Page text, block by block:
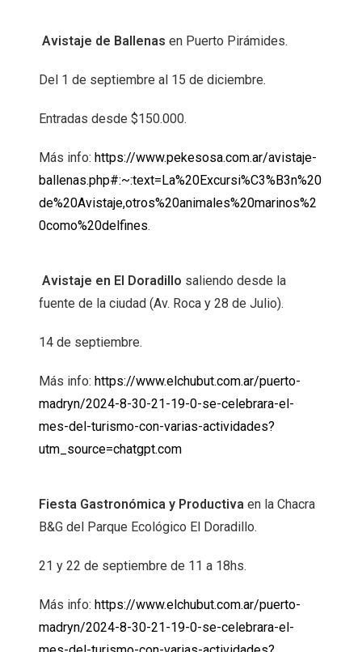
Avistaje de Ballenas en Puerto Pirámides.
Del 1 de septiembre al 15 de diciembre.
Entradas desde $150.000.
Más info: https://www.pekesosa.com.ar/avistaje-
ballenas.php#:~:text=La%20Excursi%C3%B3n%20
de%20Avistaje,otros%20animales%20marinos%2
0como%20delfines.
Avistaje en El Doradillo saliendo desde la
fuente de la ciudad (Av. Roca y 28 de Julio).
14 de septiembre.
Más info: https://www.elchubut.com.ar/puerto-
madryn/2024-8-30-21-19-0-se-celebrara-el-
mes-del-turismo-con-varias-actividades?
utm_source=chatgpt.com
Fiesta Gastronómica y Productiva en la Chacra
B&G del Parque Ecológico El Doradillo.
21 y 22 de septiembre de 11 a 18hs.
Más info: https://www.elchubut.com.ar/puerto-
madryn/2024-8-30-21-19-0-se-celebrara-el-